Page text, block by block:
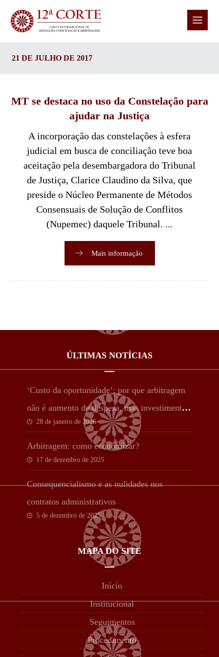
21 DE JULHO DE 2017
MT se destaca no uso da Constelação para
ajudar na Justiça
A incorporação das constelações à esfera
judicial em busca de conciliação teve boa
aceitação pela desembargadora do Tribunal
de Justiça, Clarice Claudino da Silva, que
preside o Núcleo Permanente de Métodos
Consensuais de Solução de Conflitos
(Nupemec) daquele Tribunal. ...
Mais informação
ÚLTIMAS NOTÍCIAS
‘Custo da oportunidade’: por que arbitragem
não é aumento de despesa, mas investimento
estratégico
28 de janeiro de 2026
Arbitragem: como economizar?
17 de dezembro de 2025
Consequencialismo e as nulidades nos
contratos administrativos
5 de dezembro de 2025
MAPA DO SITE
Início
Institucional
Seguimentos
Procedimento